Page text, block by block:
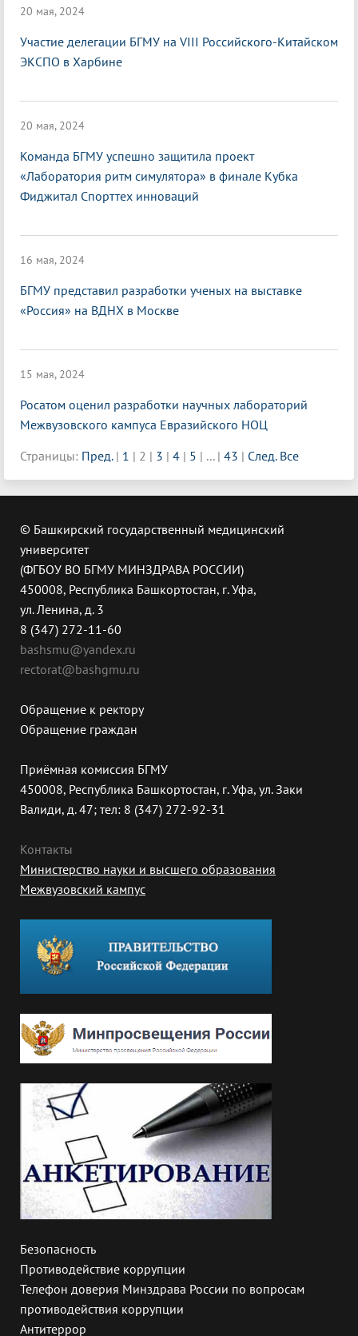
20 мая, 2024
Участие делегации БГМУ на VIII Российского-Китайском
ЭКСПО в Харбине
20 мая, 2024
Команда БГМУ успешно защитила проект
«Лаборатория ритм симулятора» в финале Кубка
Фиджитал Спорттех инноваций
16 мая, 2024
БГМУ представил разработки ученых на выставке
«Россия» на ВДНХ в Москве
15 мая, 2024
Росатом оценил разработки научных лабораторий
Межвузовского кампуса Евразийского НОЦ
Страницы: Пред. | 1 | 2 | 3 | 4 | 5 | ... | 43 | След. Все
© Башкирский государственный медицинский
университет
(ФГБОУ ВО БГМУ МИНЗДРАВА РОССИИ)
450008, Республика Башкортостан, г. Уфа,
ул. Ленина, д. 3
8 (347) 272-11-60
bashsmu@yandex.ru
rectorat@bashgmu.ru
Обращение к ректору
Обращение граждан
Приёмная комиссия БГМУ
450008, Республика Башкортостан, г. Уфа, ул. Заки
Валиди, д. 47; тел: 8 (347) 272-92-31
Контакты
Министерство науки и высшего образования
Межвузовский кампус
Безопасность
Противодействие коррупции
Телефон доверия Минздрава России по вопросам
противодействия коррупции
Антитеррор